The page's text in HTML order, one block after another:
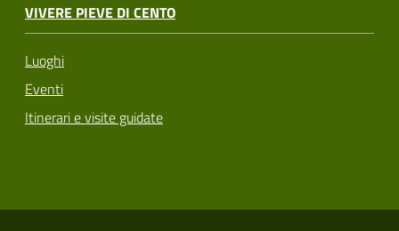
VIVERE PIEVE DI CENTO
Luoghi
Eventi
Itinerari e visite guidate